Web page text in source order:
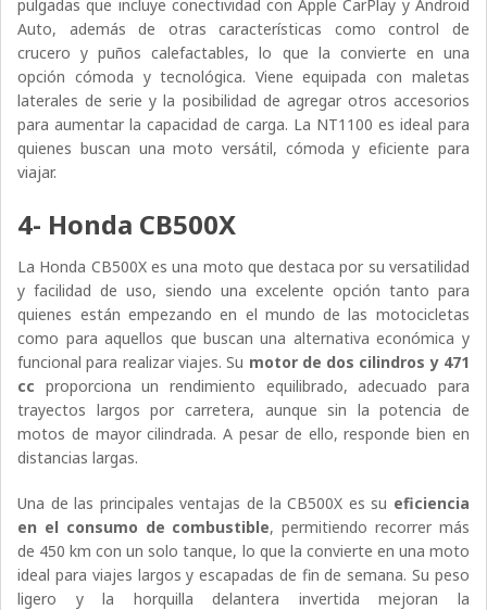
pulgadas que incluye conectividad con Apple CarPlay y Android
Auto, además de otras características como control de
crucero y puños calefactables, lo que la convierte en una
opción cómoda y tecnológica. Viene equipada con maletas
laterales de serie y la posibilidad de agregar otros accesorios
para aumentar la capacidad de carga. La NT1100 es ideal para
quienes buscan una moto versátil, cómoda y eficiente para
viajar.
4- Honda CB500X
La Honda CB500X es una moto que destaca por su versatilidad
y facilidad de uso, siendo una excelente opción tanto para
quienes están empezando en el mundo de las motocicletas
como para aquellos que buscan una alternativa económica y
funcional para realizar viajes. Su motor de dos cilindros y 471
cc proporciona un rendimiento equilibrado, adecuado para
trayectos largos por carretera, aunque sin la potencia de
motos de mayor cilindrada. A pesar de ello, responde bien en
distancias largas.
Una de las principales ventajas de la CB500X es su eficiencia
en el consumo de combustible, permitiendo recorrer más
de 450 km con un solo tanque, lo que la convierte en una moto
ideal para viajes largos y escapadas de fin de semana. Su peso
ligero y la horquilla delantera invertida mejoran la